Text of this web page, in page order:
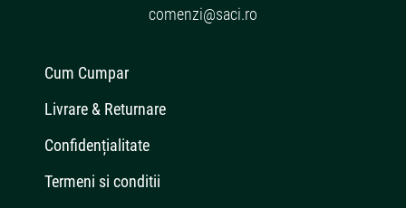
comenzi@saci.ro
Cum Cumpar
Livrare & Returnare
Confidențialitate
Termeni si conditii